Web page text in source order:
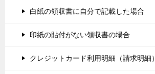
白紙の領収書に自分で記載した場合
印紙の貼付がない領収書の場合
クレジットカード利用明細（請求明細）